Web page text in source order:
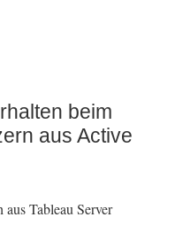
beim
aus Active
Tableau Server